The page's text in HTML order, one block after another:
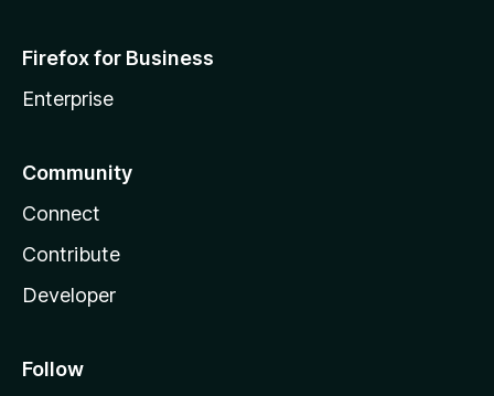
Firefox for Business
Enterprise
Community
Connect
Contribute
Developer
Follow